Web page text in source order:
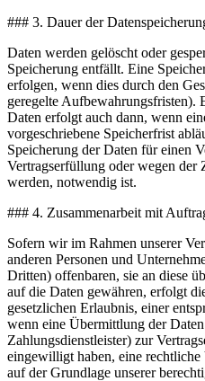
### 3. Dauer der
Daten werden gelöscht oder
Speicherung entfällt. Eine
erfolgen, wenn dies durch den
geregelte Aufbewahrungsfristen).
Daten erfolgt auch dann, wenn
vorgeschriebene Speicherfrist
Speicherung der Daten für einen
Vertragserfüllung oder wegen der
werden, notwendig ist.
### 4. Zusammenarbeit mit
Sofern wir im Rahmen unserer
anderen Personen und
Dritten) offenbaren, sie an diese
auf die Daten gewähren, erfolgt
gesetzlichen Erlaubnis, einer
wenn eine Übermittlung der
Zahlungsdienstleister) zur
eingewilligt haben, eine
auf der Grundlage unserer